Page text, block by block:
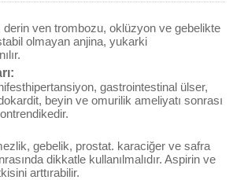
ven trombozu, oklüzyon ve gebelikte
olmayan anjina, yukarki
gastrointestinal ülser,
beyin ve omurilik ameliyatı sonrası
gebelik, prostat. karaciğer ve safra
dikkatle kullanılmalıdır. Aspirin ve
arttırabilir.